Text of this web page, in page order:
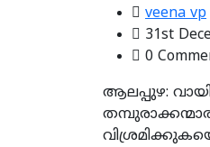
veena vp
31st
0
ആലപ്പുഴ: